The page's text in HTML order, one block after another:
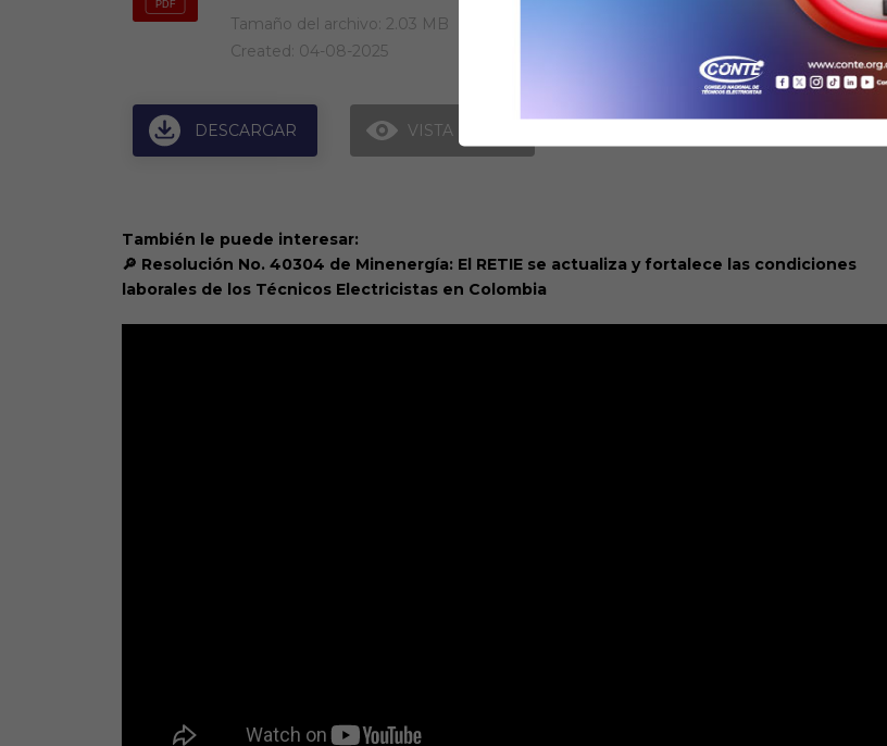
Tamaño del archivo: 2.03 MB
Created: 04-08-2025
DESCARGAR VISTA PREVIA
También le puede interesar:
🔎 Resolución No. 40304 de Minenergía: El RETIE se actualiza y fortalece las condiciones
laborales de los Técnicos Electricistas en Colombia